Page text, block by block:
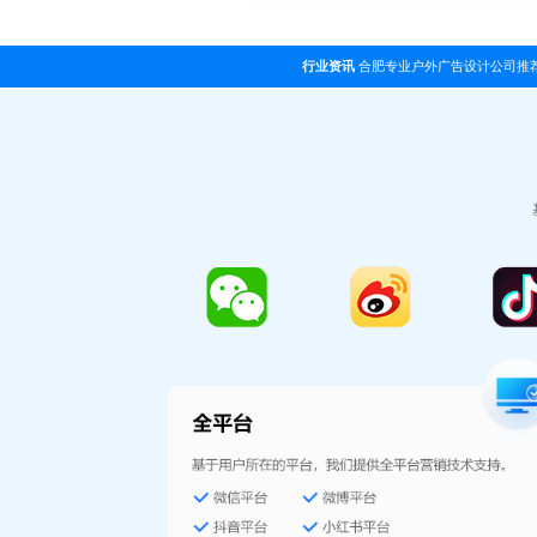
行业资讯 合肥专业户外广告设计公司推